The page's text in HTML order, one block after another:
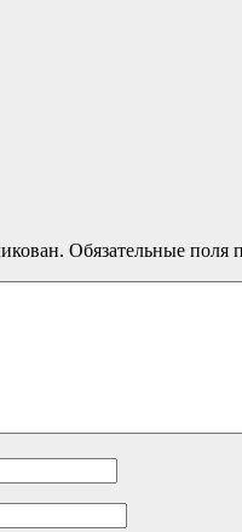
Обязательные поля